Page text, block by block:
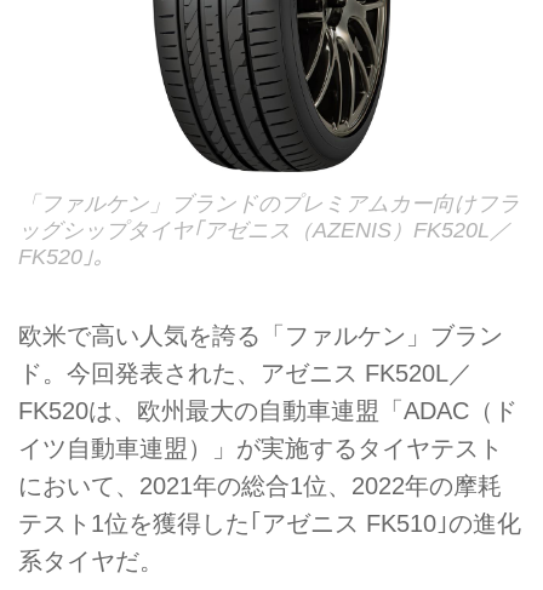
「ファルケン」ブランドのプレミアムカー向けフラ
ッグシップタイヤ｢アゼニス（AZENIS）FK520L／
FK520｣。
欧米で高い人気を誇る「ファルケン」ブラン
ド。今回発表された、アゼニス FK520L／
FK520は、欧州最大の自動車連盟「ADAC（ド
イツ自動車連盟）」が実施するタイヤテスト
において、2021年の総合1位、2022年の摩耗
テスト1位を獲得した｢アゼニス FK510｣の進化
系タイヤだ。